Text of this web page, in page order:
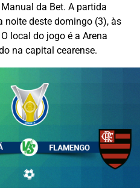
da Bet. A partida
noite deste domingo (3), às
local do jogo é a Arena
na capital cearense.